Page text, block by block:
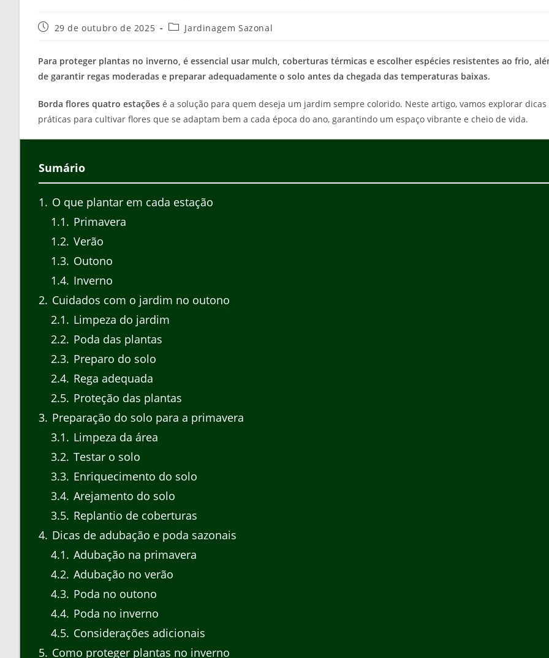
Post29 de outubro de 2025
Categoria
Jardinagem Sazonal
Para proteger plantas no inverno, é essencial usar mulch, coberturas térmicas e escolher espécies resistentes ao frio,
de garantir regas moderadas e preparar adequadamente o solo antes da chegada das temperaturas baixas.
Borda flores quatro estações é a solução para quem deseja um jardim sempre colorido. Neste artigo, vamos explorar dicas
práticas para cultivar flores que se adaptam bem a cada época do ano, garantindo um espaço vibrante e cheio de vida.
Sumário
1
O que plantar em cada estação
1.1
Primavera
1.2 Verão
1.3 Outono
1.4 Inverno
2 Cuidados com o jardim no outono
2.1
Limpeza do jardim
2.2 Poda das plantas
2.3 Preparo do solo
2.4 Rega adequada
2.5 Proteção das plantas
3 Preparação do solo para a primavera
3.1
Limpeza da área
3.2 Testar o solo
3.3 Enriquecimento do solo
3.4 Arejamento do solo
3.5 Replantio de coberturas
4 Dicas de adubação e poda sazonais
4.1
Adubação na primavera
4.2 Adubação no verão
4.3 Poda no outono
4.4 Poda no inverno
4.5 Considerações adicionais
5 Como proteger plantas no inverno